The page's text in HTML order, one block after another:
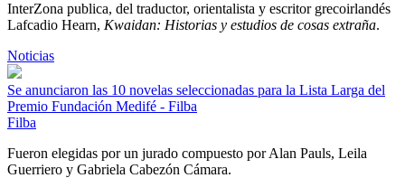
InterZona publica, del traductor, orientalista y escritor grecoirlandés
Lafcadio Hearn, Kwaidan: Historias y estudios de cosas extraña.
Noticias
Se anunciaron las 10 novelas seleccionadas para la Lista Larga del
Premio Fundación Medifé - Filba
Filba
Fueron elegidas por un jurado compuesto por Alan Pauls, Leila
Guerriero y Gabriela Cabezón Cámara.